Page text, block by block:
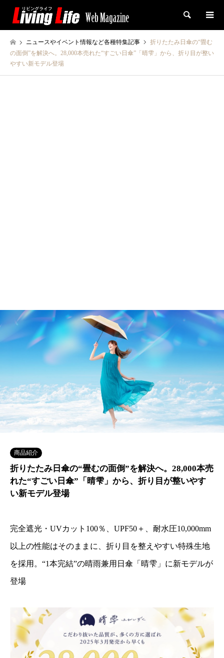
検索
ニュースやイベント情報など各種特集記事
折りたたみ日傘の“畳む
の面倒”を解決へ。28,000本売れた“すごい日傘”「晴雫」から、折り目が整い
やすい新モデル登場
商品紹介
折りたたみ日傘の“畳むの面倒”を解決へ。28,000本売
れた“すごい日傘”「晴雫」から、折り目が整いやす
い新モデル登場
完全遮光・UVカット100％、UPF50＋、耐水圧10,000mm
以上の性能はそのままに、折り目を整えやすい特殊生地
を採用。“1本完結”の晴雨兼用日傘「晴雫」に新モデルが
登場